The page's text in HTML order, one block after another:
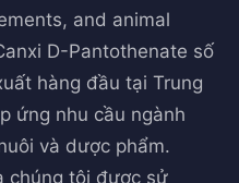
and animal
D-Pantothenate số
hàng đầu tại Trung
ứng nhu cầu ngành
và dược phẩm.
chúng tôi được sử